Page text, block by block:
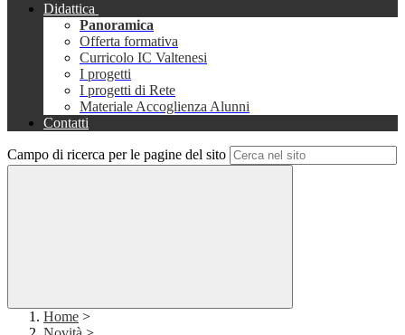
Didattica
Panoramica
Offerta formativa
Curricolo IC Valtenesi
I progetti
I progetti di Rete
Materiale Accoglienza Alunni
Contatti
Campo di ricerca per le pagine del sito
Home >